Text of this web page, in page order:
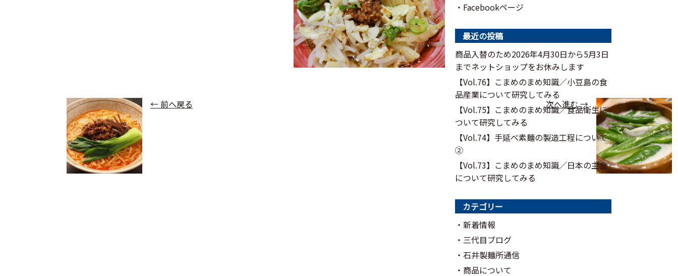
← 前へ戻る 次へ進む →
・Facebookページ
最近の投稿
商品入替のため2026年4月30日から5月3日
までネットショップをお休みします
【Vol.76】こまめのまめ知識／⼩⾖島の⾷
品産業について研究してみる
【Vol.75】こまめのまめ知識／食品衛生に
ついて研究してみる
【Vol.74】手延べ素麺の製造工程について
②
【Vol.73】こまめのまめ知識／日本の主食
について研究してみる
カテゴリー
新着情報
三代目ブログ
石井製麺所通信
商品について